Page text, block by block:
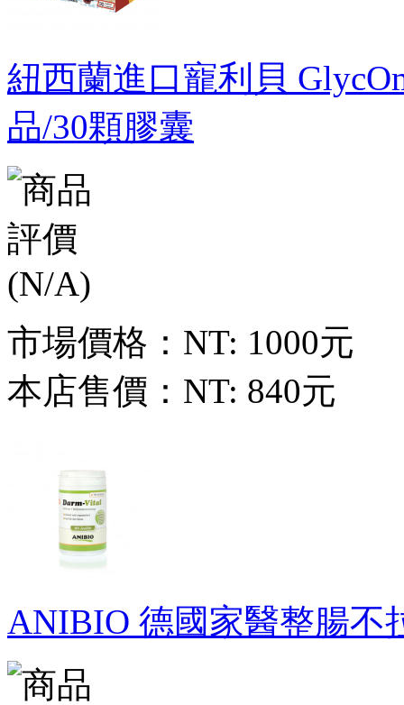
紐西蘭進口寵利貝
品/30顆膠囊
市場價格： NT: 1000元
本店售價： NT: 840元
ANIBIO 德國家醫整腸不